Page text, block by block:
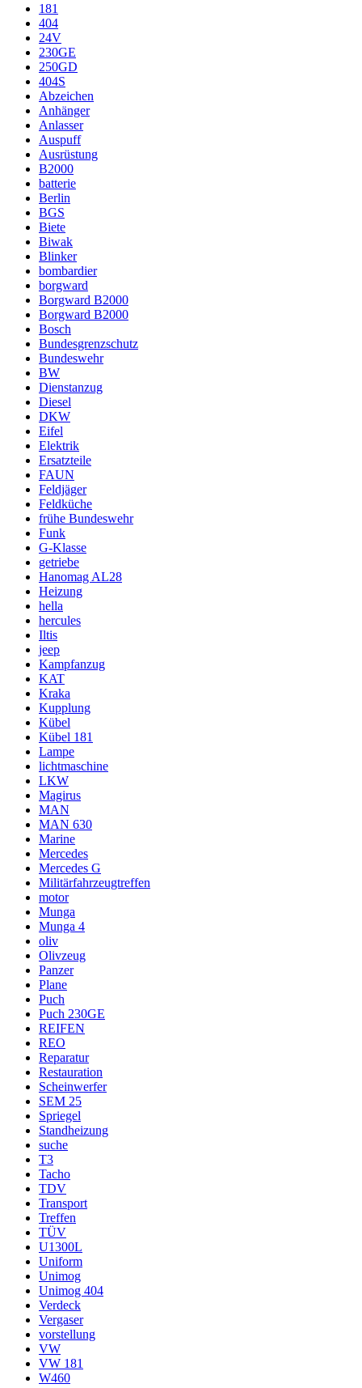
181
404
24V
230GE
250GD
404S
Abzeichen
Anhänger
Anlasser
Auspuff
Ausrüstung
B2000
batterie
Berlin
BGS
Biete
Biwak
Blinker
bombardier
borgward
Borgward B2000
Borgward B2000
Bosch
Bundesgrenzschutz
Bundeswehr
BW
Dienstanzug
Diesel
DKW
Eifel
Elektrik
Ersatzteile
FAUN
Feldjäger
Feldküche
frühe Bundeswehr
Funk
G-Klasse
getriebe
Hanomag AL28
Heizung
hella
hercules
Iltis
jeep
Kampfanzug
KAT
Kraka
Kupplung
Kübel
Kübel 181
Lampe
lichtmaschine
LKW
Magirus
MAN
MAN 630
Marine
Mercedes
Mercedes G
Militärfahrzeugtreffen
motor
Munga
Munga 4
oliv
Olivzeug
Panzer
Plane
Puch
Puch 230GE
REIFEN
REO
Reparatur
Restauration
Scheinwerfer
SEM 25
Spriegel
Standheizung
suche
T3
Tacho
TDV
Transport
Treffen
TÜV
U1300L
Uniform
Unimog
Unimog 404
Verdeck
Vergaser
vorstellung
VW
VW 181
W460